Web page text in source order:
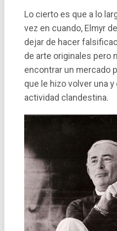
Lo cierto es que a lo
vez en cuando, Elmyr
dejar de hacer
de arte originales pero
encontrar un mercado
que le hizo volver una
actividad clandestina.